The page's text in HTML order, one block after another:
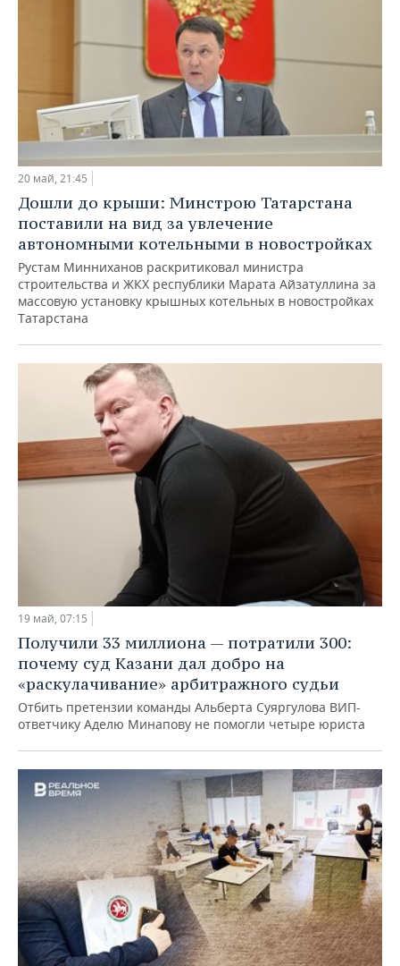
20 май, 21:45
Дошли до крыши: Минстрою Татарстана
поставили на вид за увлечение
автономными котельными в новостройках
Рустам Минниханов раскритиковал министра
строительства и ЖКХ республики Марата Айзатуллина за
массовую установку крышных котельных в новостройках
Татарстана
19 май, 07:15
Получили 33 миллиона — потратили 300:
почему суд Казани дал добро на
«раскулачивание» арбитражного судьи
Отбить претензии команды Альберта Суяргулова ВИП-
ответчику Аделю Минапову не помогли четыре юриста